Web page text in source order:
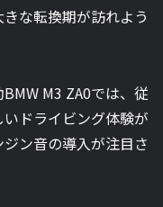
な転換期が訪れよう
M3 ZA0では、従
ドライビング体験が
ン音の導入が注目さ